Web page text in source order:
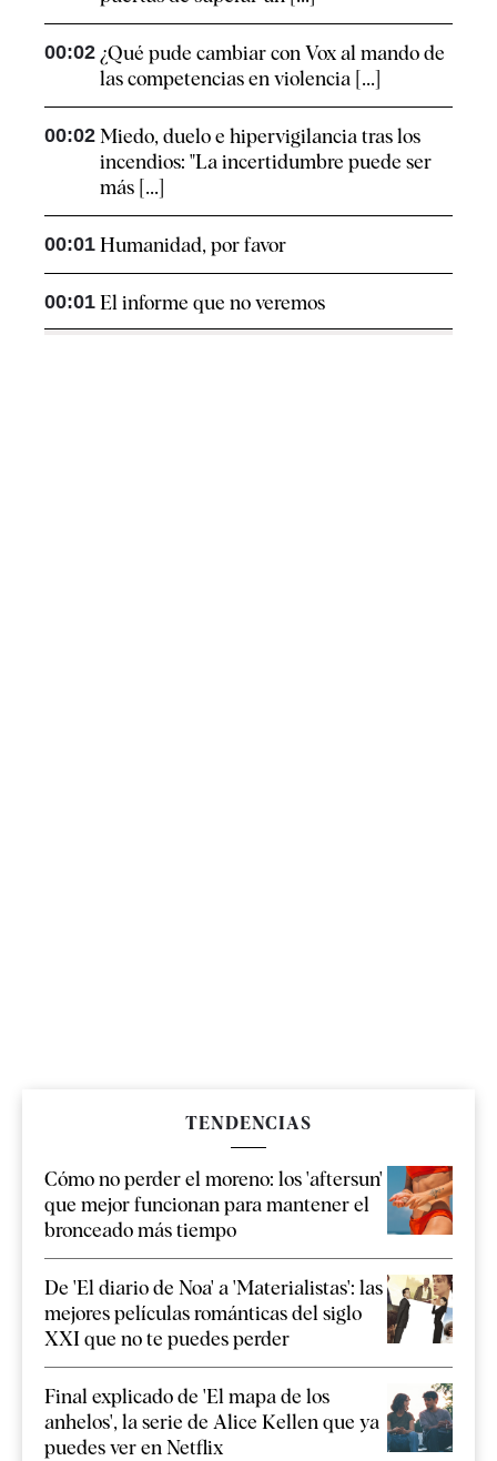
00:02 ¿Qué pude cambiar con Vox al mando de
las competencias en violencia [...]
00:02 Miedo, duelo e hipervigilancia tras los
incendios: "La incertidumbre puede ser
más [...]
00:01 Humanidad, por favor
00:01 El informe que no veremos
TENDENCIAS
Cómo no perder el moreno: los 'aftersun'
que mejor funcionan para mantener el
bronceado más tiempo
De 'El diario de Noa' a 'Materialistas': las
mejores películas románticas del siglo
XXI que no te puedes perder
Final explicado de 'El mapa de los
anhelos', la serie de Alice Kellen que ya
puedes ver en Netflix